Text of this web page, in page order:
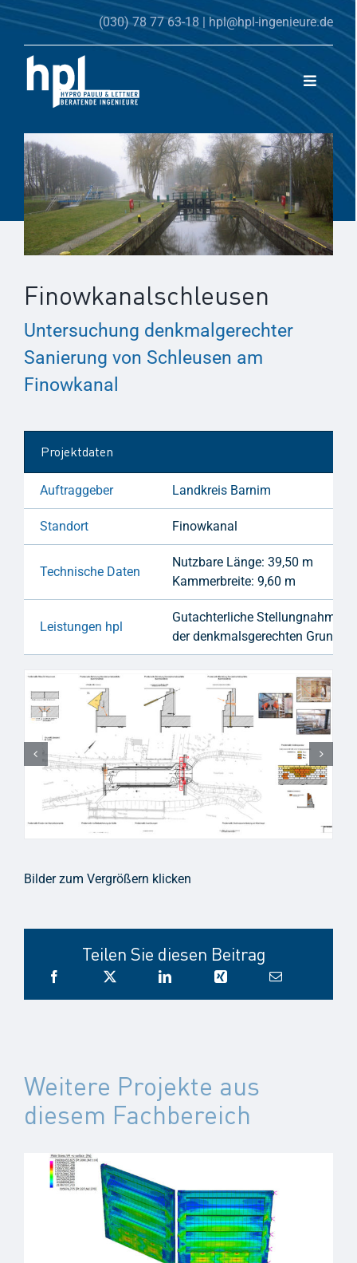
Zum
Inhalt
springen
(030) 78 77 63-18 | hpl@hpl-ingenieure.de
Toggle
Home
Fachgebiete
Leistungen
Über hpl
Jobs
Aktuelles
Projekte
Finowkanalschleusen
Untersuchung denkmalgerechter
Sanierung von Schleusen am
Finowkanal
Projektdaten
Auftraggeber Landkreis Barnim
Standort Finowkanal
Technische Daten
Nutzbare Länge: 39,50 m
Kammerbreite: 9,60 m
Leistungen hpl
Gutachterliche Stellungnahme
der denkmalsgerechten
Bilder zum Vergrößern klicken
Teilen Sie diesen Beitrag
Weitere Projekte aus
diesem Fachbereich